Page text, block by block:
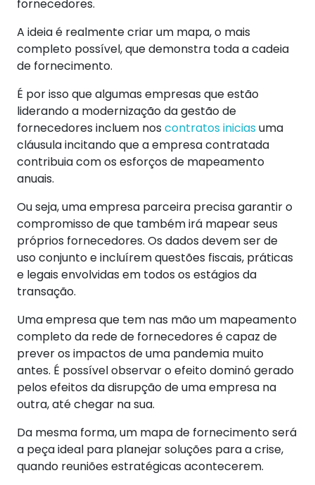
fornecedores.
A ideia é realmente criar um mapa, o mais
completo possível, que demonstra toda a cadeia
de fornecimento.
É por isso que algumas empresas que estão
liderando a modernização da gestão de
fornecedores incluem nos contratos iniciasuma
cláusula incitando que a empresa contratada
contribuia com os esforços de mapeamento
anuais.
Ou seja, uma empresa parceira precisa garantir o
compromisso de que também irá mapear seus
próprios fornecedores. Os dados devem ser de
uso conjunto e incluírem questões fiscais, práticas
e legais envolvidas em todos os estágios da
transação.
Uma empresa que tem nas mão um mapeamento
completo da rede de fornecedores é capaz de
prever os impactos de uma pandemia muito
antes. É possível observar o efeito dominó gerado
pelos efeitos da disrupção de uma empresa na
outra, até chegar na sua.
Da mesma forma, um mapa de fornecimento será
a peça ideal para planejar soluções para a crise,
quando reuniões estratégicas acontecerem.